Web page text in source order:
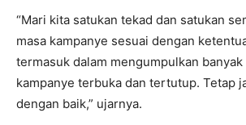
“Mari kita satukan tekad dan satukan
masa kampanye sesuai dengan
termasuk dalam mengumpulkan banyak
kampanye terbuka dan tertutup. Tetap
dengan baik,” ujarnya.